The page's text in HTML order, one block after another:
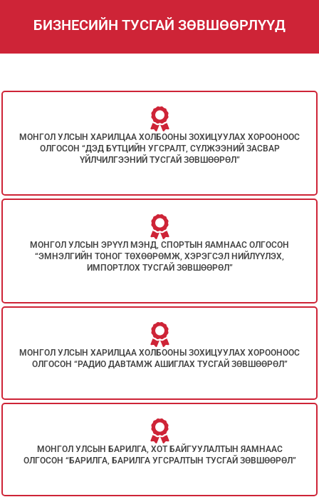
БИЗНЕСИЙН ТУСГАЙ ЗӨВШӨӨРЛҮҮД
МОНГОЛ УЛСЫН ХАРИЛЦАА ХОЛБООНЫ ЗОХИЦУУЛАХ ХОРООНООС
ОЛГОСОН “ДЭД БҮТЦИЙН УГСРАЛТ, СҮЛЖЭЭНИЙ ЗАСВАР
ҮЙЛЧИЛГЭЭНИЙ ТУСГАЙ ЗӨВШӨӨРӨЛ”
МОНГОЛ УЛСЫН ЭРҮҮЛ МЭНД, СПОРТЫН ЯАМНААС ОЛГОСОН
“ЭМНЭЛГИЙН ТОНОГ ТӨХӨӨРӨМЖ, ХЭРЭГСЭЛ НИЙЛҮҮЛЭХ,
ИМПОРТЛОХ ТУСГАЙ ЗӨВШӨӨРӨЛ”
МОНГОЛ УЛСЫН ХАРИЛЦАА ХОЛБООНЫ ЗОХИЦУУЛАХ ХОРООНООС
ОЛГОСОН “РАДИО ДАВТАМЖ АШИГЛАХ ТУСГАЙ ЗӨВШӨӨРӨЛ”
МОНГОЛ УЛСЫН БАРИЛГА, ХОТ БАЙГУУЛАЛТЫН ЯАМНААС
ОЛГОСОН “БАРИЛГА, БАРИЛГА УГСРАЛТЫН ТУСГАЙ ЗӨВШӨӨРӨЛ”